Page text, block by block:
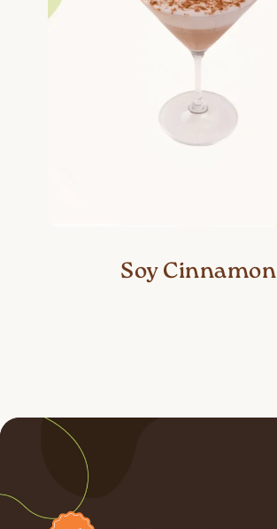
Soy Cinnamon